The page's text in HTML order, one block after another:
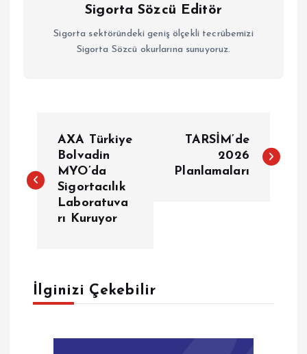
Sigorta Sözcü Editör
Sigorta sektöründeki geniş ölçekli tecrübemizi
Sigorta Sözcü okurlarına sunuyoruz.
z
e
AXA Türkiye
Bolvadin
MYO’da
Sigortacılık
Laboratuva
rı Kuruyor
TARSİM’de
2026
Planlamaları
İlginizi Çekebilir